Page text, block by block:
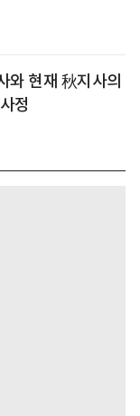
와 현재 秋지사의
정